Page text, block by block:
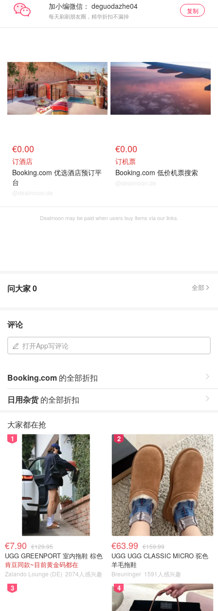
加小编微信：
每天刷刷朋友圈，精华折扣不漏掉
复制
€0.00
订酒店
Booking.com 优选酒店预订平
台
@dealmoon.de
€0.00
订机票
Booking.com 低价机票搜索
@dealmoon.de
Dealmoon may be paid when users buy items via our links.
问大家0 全部
评论
打开App写评论
Booking.com 的全部折扣
日用杂货的全部折扣
大家都在抢
1
€7.90 €129.95
UGG GREENPORT 室内拖鞋 棕色
肯豆同款~目前黄金码都在
Zalando Lounge (DE) 2074人感兴趣
2
€63.99 €159.99
UGG UGG CLASSIC MICRO 驼色
羊毛拖鞋
Breuninger 1591人感兴趣
3 4